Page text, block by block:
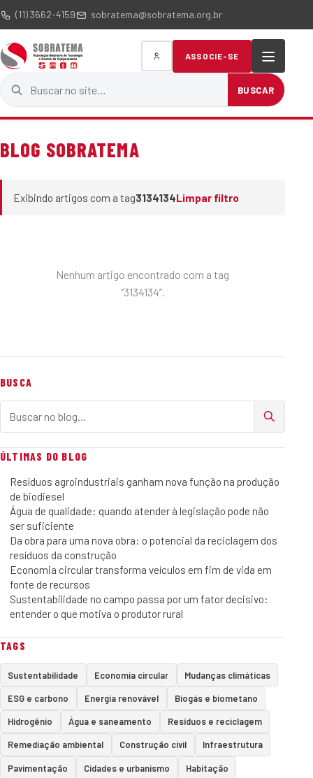
(11) 3662-4159 sobratema@sobratema.org.br
Buscar no site
BUSCAR
ASSOCIE-SE
BLOG SOBRATEMA
Exibindo artigos com a tag3134134Limpar filtro
Nenhum artigo encontrado com a tag
“3134134”.
BUSCA
ÚLTIMAS DO BLOG
Resíduos agroindustriais ganham nova função na produção
de biodiesel
Água de qualidade: quando atender à legislação pode não
ser suficiente
Da obra para uma nova obra: o potencial da reciclagem dos
resíduos da construção
Economia circular transforma veículos em fim de vida em
fonte de recursos
Sustentabilidade no campo passa por um fator decisivo:
entender o que motiva o produtor rural
TAGS
Sustentabilidade Economia circular Mudanças climáticas
ESG e carbono Energia renovável Biogás e biometano
Hidrogênio Água e saneamento Resíduos e reciclagem
Remediação ambiental Construção civil Infraestrutura
Pavimentação Cidades e urbanismo Habitação